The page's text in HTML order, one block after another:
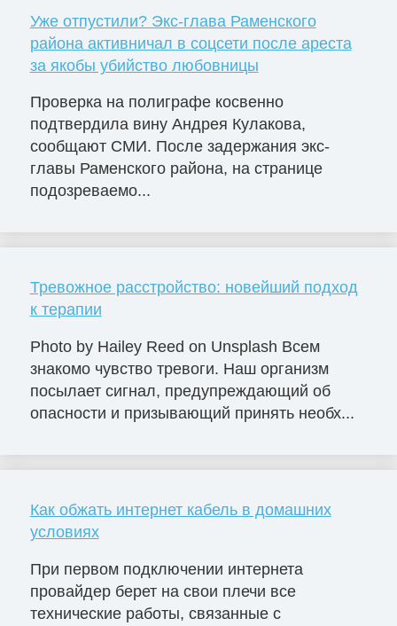
Уже отпустили? Экс-глава Раменского
района активничал в соцсети после ареста
за якобы убийство любовницы
Проверка на полиграфе косвенно
подтвердила вину Андрея Кулакова,
сообщают СМИ. После задержания экс-
главы Раменского района, на странице
подозреваемо...
Тревожное расстройство: новейший подход
к терапии
Photo by Hailey Reed on Unsplash Всем
знакомо чувство тревоги. Наш организм
посылает сигнал, предупреждающий об
опасности и призывающий принять необх...
Как обжать интернет кабель в домашних
условиях
При первом подключении интернета
провайдер берет на свои плечи все
технические работы, связанные с